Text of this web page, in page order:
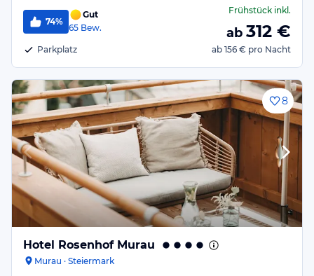
74%
Gut
65 Bew.
Parkplatz
Frühstückinkl.
ab 312 €
ab 156 € pro Nacht
8
Hotel Rosenhof Murau
Murau · Steiermark